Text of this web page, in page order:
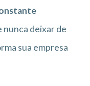
nunca deixar de
sua empresa